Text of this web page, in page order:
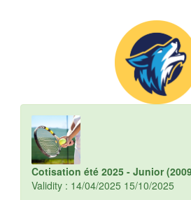
Cotisation été 2025 - Junior
Validity : 14/04/2025 15/10/2025